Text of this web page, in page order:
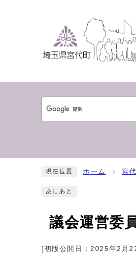
現在位置 ホーム 宮
あしあと
議会運営委
[初版公開日：2025年2月